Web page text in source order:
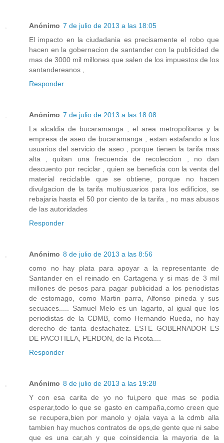
Anónimo 7 de julio de 2013 a las 18:05
El impacto en la ciudadania es precisamente el robo que
hacen en la gobernacion de santander con la publicidad de
mas de 3000 mil millones que salen de los impuestos de los
santandereanos ,
Responder
Anónimo 7 de julio de 2013 a las 18:08
La alcaldia de bucaramanga , el area metropolitana y la
empresa de aseo de bucaramanga , estan estafando a los
usuarios del servicio de aseo , porque tienen la tarifa mas
alta , quitan una frecuencia de recoleccion , no dan
descuento por reciclar , quien se beneficia con la venta del
material reciclable que se obtiene, porque no hacen
divulgacion de la tarifa multiusuarios para los edificios, se
rebajaria hasta el 50 por ciento de la tarifa , no mas abusos
de las autoridades
Responder
Anónimo 8 de julio de 2013 a las 8:56
como no hay plata para apoyar a la representante de
Santander en el reinado en Cartagena y si mas de 3 mil
millones de pesos para pagar publicidad a los periodistas
de estomago, como Martin parra, Alfonso pineda y sus
secuaces..... Samuel Melo es un lagarto, al igual que los
periodistas de la CDMB, como Hernando Rueda, no hay
derecho de tanta desfachatez. ESTE GOBERNADOR ES
DE PACOTILLA, PERDON, de la Picota....
Responder
Anónimo 8 de julio de 2013 a las 19:28
Y con esa carita de yo no fui,pero que mas se podia
esperar,todo lo que se gasto en campaña,como creen que
se recupera,bien por manolo y ojala vaya a la cdmb alla
tambien hay muchos contratos de ops,de gente que ni sabe
que es una car,ah y que coinsidencia la mayoria de la